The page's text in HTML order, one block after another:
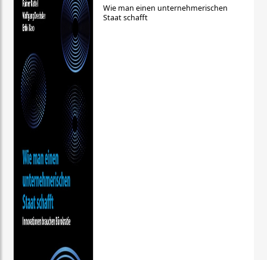
Wie man einen unternehmerischen
Staat schafft